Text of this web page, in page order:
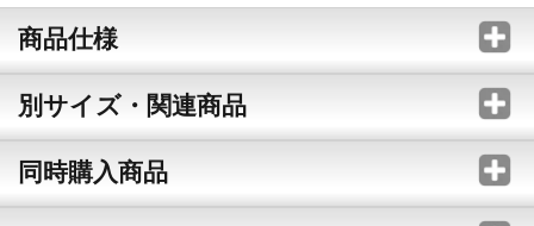
商品仕様
別サイズ・関連商品
同時購入商品